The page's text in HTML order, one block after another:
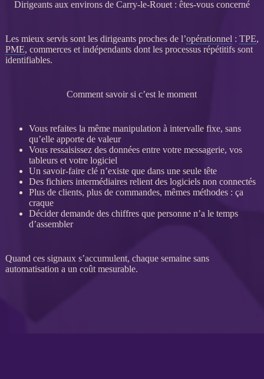
Dirigeants aux environs de Carry-le-Rouet : êtes-vous concerné
Les mieux servis sont les dirigeants proches de l’opérationnel : TPE,
PME, commerces et indépendants dont les processusrépétitifs sont
identifiables.
Comment savoir si c’est le moment
Vous refaites la même manipulation à intervalle fixe, sans
qu’elle apporte de valeur
Vous ressaisissez des donnéesentre votre messagerie, vos
tableurs et votre logiciel
Un savoir-faire clé n’existe que dans une seule tête
Des fichiers intermédiaires relient des logiciels non connectés
Plus de clients, plus de commandes, mêmes méthodes : ça
craque
Décider demande des chiffres que personne n’a le temps
d’assembler
Quand ces signaux s’accumulent, chaque semaine sans
automatisation a un coût mesurable.